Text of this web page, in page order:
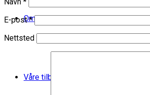
Om Økern Portal
Våre tilbud
E-post*
Nettsted